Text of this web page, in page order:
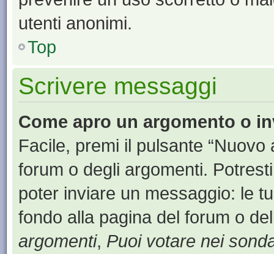
utenti anonimi.
Top
Scrivere messaggi
Come apro un argomento o
Facile, premi il pulsante
forum o degli argomenti.
poter inviare un messaggio: le
fondo alla pagina del forum o
argomenti, Puoi votare nei